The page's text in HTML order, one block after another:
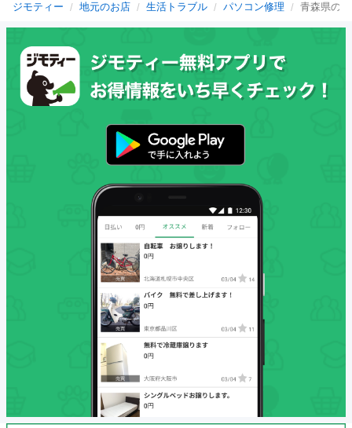
ジモティー 地元のお店 生活トラブル パソコン修理 青森県の